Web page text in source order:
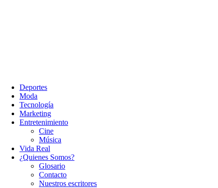
Deportes
Moda
Tecnología
Marketing
Entretenimiento
Cine
Música
Vida Real
¿Quienes Somos?
Glosario
Contacto
Nuestros escritores